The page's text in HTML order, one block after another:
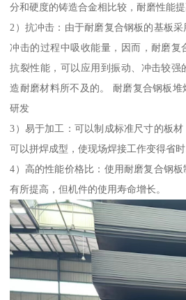
分和硬度的铸造合金相比较，耐磨性能提
2）抗冲击：由于耐磨复合钢板的基板
冲击的过程中吸收能量，因而，耐磨复
抗裂性能，可以应用到振动、冲击较强
造耐磨材料所不及的。 耐磨复合钢板
研发
3）易于加工：可以制成标准尺寸的板材
可以拼焊成型，使现场焊接工作变得省时
4）高的性能价格比：使用耐磨复合钢
有所提高，但机件的使用寿命增长。